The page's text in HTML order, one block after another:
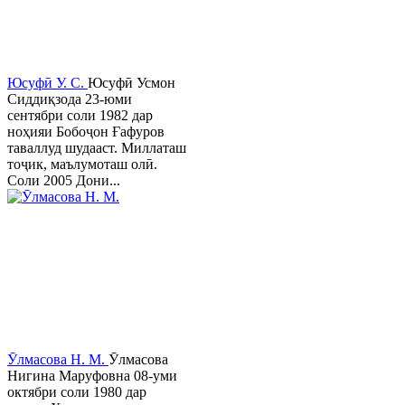
Юсуфӣ У. C. Юсуфӣ Усмон
Сиддиқзода 23-юми
сентябри соли 1982 дар
ноҳияи Бобоҷон Ғафуров
таваллуд шудааст. Миллаташ
тоҷик, маълумоташ олӣ.
Соли 2005 Дони...
Ӯлмасова Н. М. Ӯлмасова
Нигина Маруфовна 08-уми
октябри соли 1980 дар